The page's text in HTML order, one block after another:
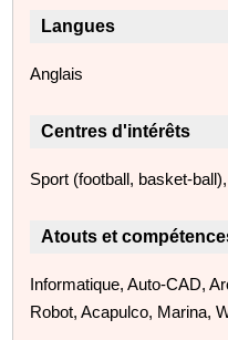
Langues
Anglais
Centres d'intérêts
Sport (football, basket-
Atouts et
Informatique, Auto-CAD,
Robot, Acapulco, Marina,